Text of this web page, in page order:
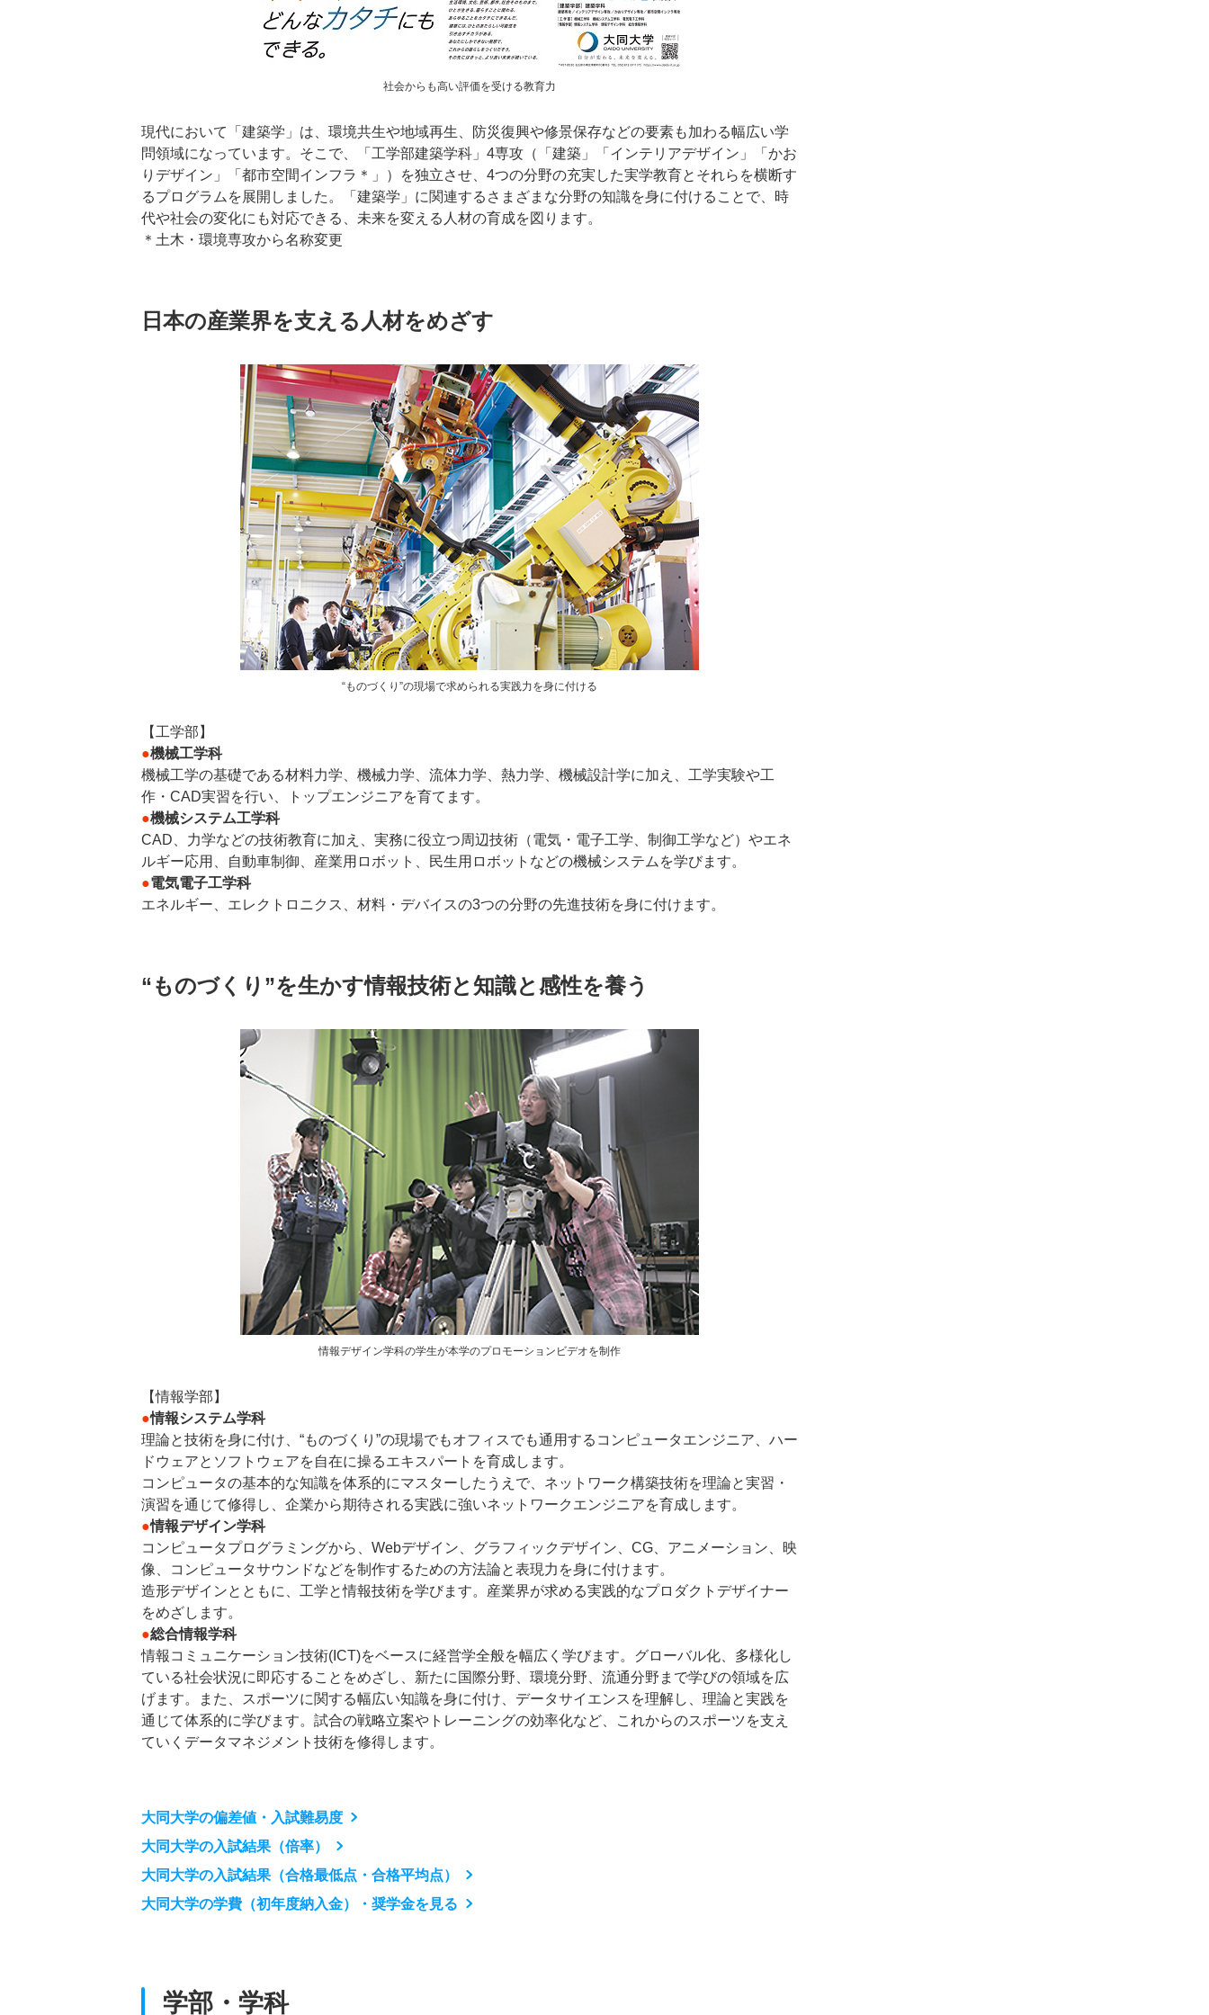
社会からも高い評価を受ける教育力
現代において「建築学」は、環境共生や地域再生、防災復興や修景保存などの要素も加わる幅広い学
問領域になっています。そこで、「工学部建築学科」4専攻（「建築」「インテリアデザイン」「かお
りデザイン」「都市空間インフラ＊」）を独立させ、4つの分野の充実した実学教育とそれらを横断す
るプログラムを展開しました。「建築学」に関連するさまざまな分野の知識を身に付けることで、時
代や社会の変化にも対応できる、未来を変える人材の育成を図ります。
＊土木・環境専攻から名称変更
日本の産業界を支える人材をめざす
“ものづくり”の現場で求められる実践力を身に付ける
【工学部】
●機械工学科
機械工学の基礎である材料力学、機械力学、流体力学、熱力学、機械設計学に加え、工学実験や工
作・CAD実習を行い、トップエンジニアを育てます。
●機械システム工学科
CAD、力学などの技術教育に加え、実務に役立つ周辺技術（電気・電子工学、制御工学など）やエネ
ルギー応用、自動車制御、産業用ロボット、民生用ロボットなどの機械システムを学びます。
●電気電子工学科
エネルギー、エレクトロニクス、材料・デバイスの3つの分野の先進技術を身に付けます。
“ものづくり”を生かす情報技術と知識と感性を養う
情報デザイン学科の学生が本学のプロモーションビデオを制作
【情報学部】
●情報システム学科
理論と技術を身に付け、“ものづくり”の現場でもオフィスでも通用するコンピュータエンジニア、ハー
ドウェアとソフトウェアを自在に操るエキスパートを育成します。
コンピュータの基本的な知識を体系的にマスターしたうえで、ネットワーク構築技術を理論と実習・
演習を通じて修得し、企業から期待される実践に強いネットワークエンジニアを育成します。
●情報デザイン学科
コンピュータプログラミングから、Webデザイン、グラフィックデザイン、CG、アニメーション、映
像、コンピュータサウンドなどを制作するための方法論と表現力を身に付けます。
造形デザインとともに、工学と情報技術を学びます。産業界が求める実践的なプロダクトデザイナー
をめざします。
●総合情報学科
情報コミュニケーション技術(ICT)をベースに経営学全般を幅広く学びます。グローバル化、多様化し
ている社会状況に即応することをめざし、新たに国際分野、環境分野、流通分野まで学びの領域を広
げます。また、スポーツに関する幅広い知識を身に付け、データサイエンスを理解し、理論と実践を
通じて体系的に学びます。試合の戦略立案やトレーニングの効率化など、これからのスポーツを支え
ていくデータマネジメント技術を修得します。
大同大学の偏差値・入試難易度
大同大学の入試結果（倍率）
大同大学の入試結果（合格最低点・合格平均点）
大同大学の学費（初年度納入金）・奨学金を見る
学部・学科